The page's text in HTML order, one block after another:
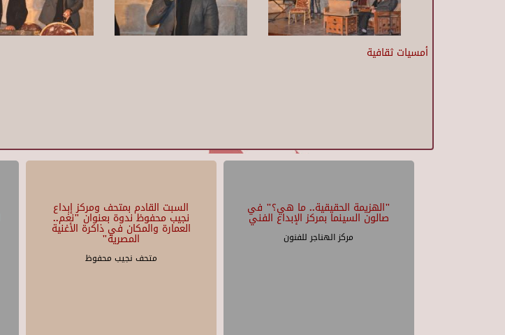
أمسيات ثقافية
السبت القادم بمتحف ومركز إبداع
نجيب محفوظ ندوة بعنوان "نغم..
العمارة والمكان في ذاكرة الأغنية
المصرية"
متحف نجيب محفوظ
"الهزيمة الحقيقية.. ما هي؟" في
صالون السينما بمركز الإبداع الفني
مركز الهناجر للفنون